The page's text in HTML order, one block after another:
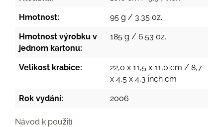
Hmotnost: 95 g / 3.35 oz.
Hmotnost výrobku v
jednom kartonu:
185 g / 6.53 oz.
Velikost krabice:
22,0 x 11,5 x 11,0 cm / 8,7
x 4,5 x 4,3 inch cm
Rok vydání: 2006
Návod k použití